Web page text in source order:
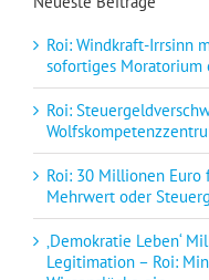
Roi: Windkraft-Irrsinn
sofortiges Moratorium
Roi:
Roi: 30 Millionen Euro
Mehrwert oder
‚Demokratie Leben‘
Legitimation – Roi: